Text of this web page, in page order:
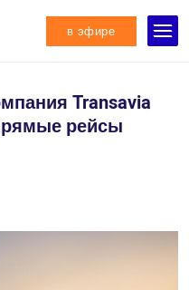
в эфире
Transavia
рейсы